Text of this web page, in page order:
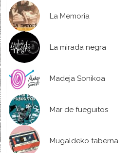
La Memoria
La mirada negra
Madeja Sonikoa
Mar de fueguitos
Mugaldeko taberna